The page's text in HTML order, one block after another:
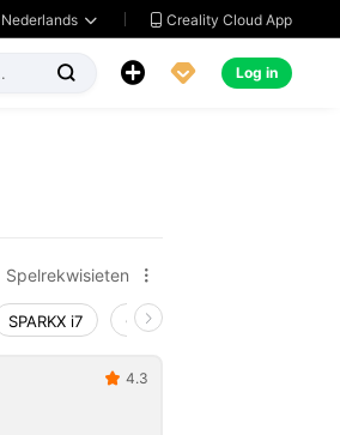
Nederlands   Creality Cloud App
   Log in
Spelrekwisieten 
SPARKX i7 Creality Hi
 4.3